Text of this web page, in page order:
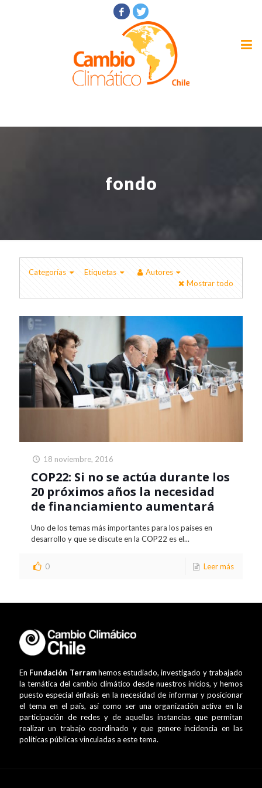
fondo
Categorías Etiquetas
Autores
Mostrar todo
18 noviembre, 2016
COP22: Si no se actúa durante los
20 próximos años la necesidad
de financiamiento aumentará
Uno de los temas más importantes para los países en
desarrollo y que se discute en la COP22 es el...
0 Leer más
En Fundación Terramhemos estudiado, investigado y trabajado
la temática del cambio climático desde nuestros inicios, y hemos
puesto especial énfasis en la necesidad de informar y posicionar
el tema en el país, así como ser una organización activa en la
participación de redes y de aquellas instancias que permitan
realizar un trabajo coordinado y que genere incidencia en las
políticas públicas vinculadas a este tema.